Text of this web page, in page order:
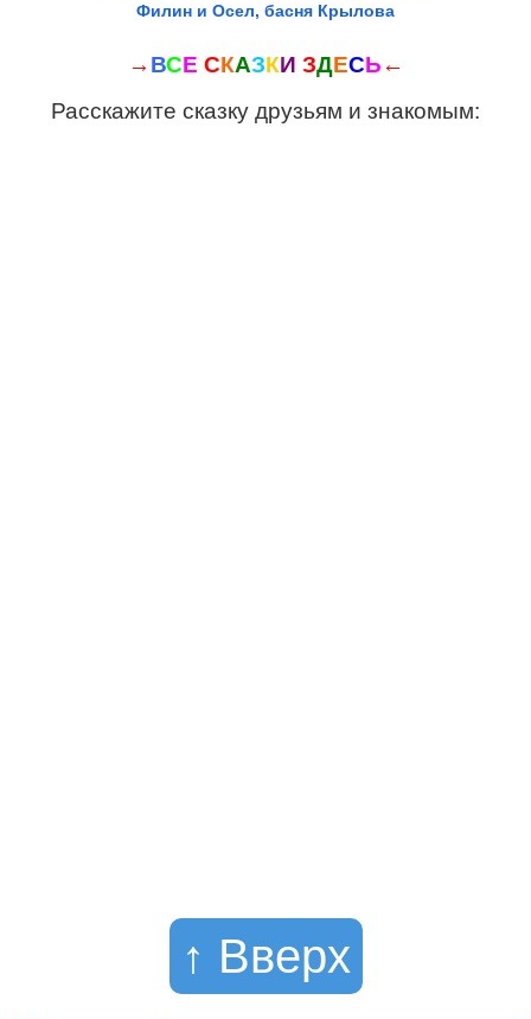
Филин и Осел, басня Крылова
→ ВСЕ СКАЗКИ ЗДЕСЬ ←
Расскажите сказку друзьям и знакомым:
↑ Вверх